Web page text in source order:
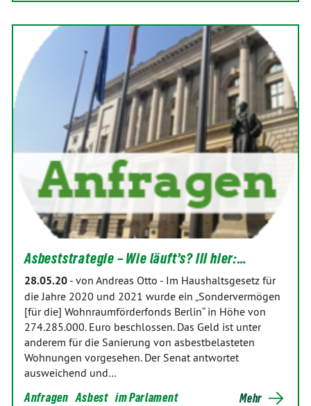
Asbeststrategie – Wie läuft’s? III hier:…
28.05.20 - von Andreas Otto - Im Haushaltsgesetz für
die Jahre 2020 und 2021 wurde ein „Sondervermögen
[für die] Wohnraumförderfonds Berlin“ in Höhe von
274.285.000. Euro beschlossen. Das Geld ist unter
anderem für die Sanierung von asbestbelasteten
Wohnungen vorgesehen. Der Senat antwortet
ausweichend und…
Anfragen Asbest im Parlament Mehr